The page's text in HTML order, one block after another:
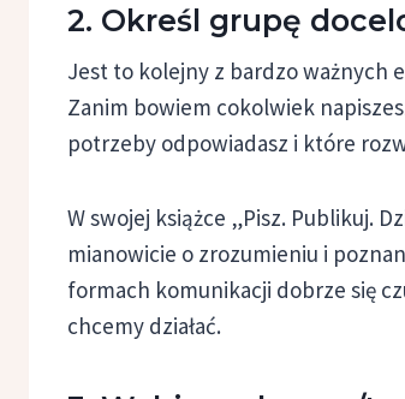
2. Określ grupę
Jest to kolejny z bardzo ważnych
Zanim bowiem cokolwiek
potrzeby odpowiadasz i które
W swojej książce „Pisz. Publikuj.
mianowicie o zrozumieniu i
formach komunikacji dobrze się
chcemy działać.